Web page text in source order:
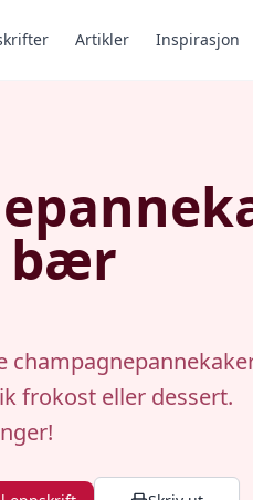
Artikler Inspirasjon
bær
frokost eller dessert.